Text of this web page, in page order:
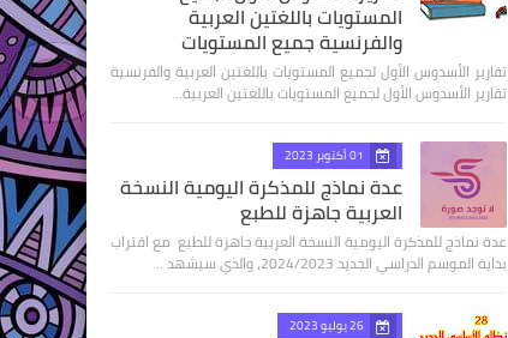
المستويات باللغتين العربية
والفرنسية جميع المستويات
تقارير الأسدوس الأول لجميع المستويات باللغتين العربية والفرنسية
تقارير الأسدوس الأول لجميع المستويات باللغتين العربية…
01 أكتوبر 2023
عدة نماذج للمذكرة اليومية النسخة
العربية جاهزة للطبع
عدة نماذج للمذكرة اليومية النسخة العربية جاهزة للطبع مع اقتراب
بداية الموسم الدراسي الجديد 2024/2023، والذي سيشهد …
26 يوليو 2023